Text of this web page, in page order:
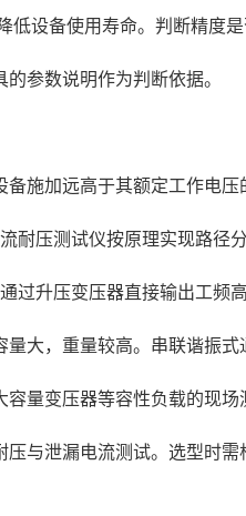
低设备使用寿命。判断精度
参数说明作为判断依据。
施加远高于其额定工作电
耐压测试仪按原理实现路径
过升压变压器直接输出工
大，重量较高。串联谐振
量变压器等容性负载的现
与泄漏电流测试。选型时